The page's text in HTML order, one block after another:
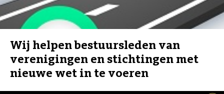
Wij helpen bestuursleden van
verenigingen en stichtingen met
nieuwe wet in te voeren